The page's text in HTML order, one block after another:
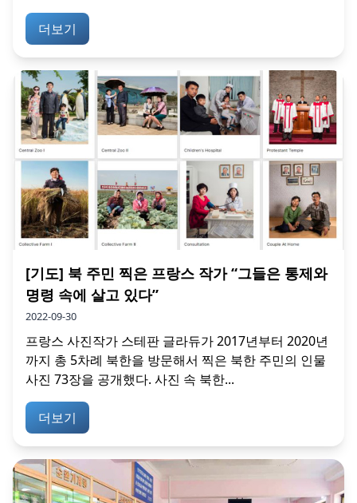
더보기
[기도] 북 주민 찍은 프랑스 작가 “그들은 통제와
명령 속에 살고 있다”
2022-09-30
프랑스 사진작가 스테판 글라듀가 2017년부터 2020년
까지 총 5차례 북한을 방문해서 찍은 북한 주민의 인물
사진 73장을 공개했다. 사진 속 북한...
더보기